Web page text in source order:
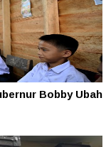
Bobby Ubah